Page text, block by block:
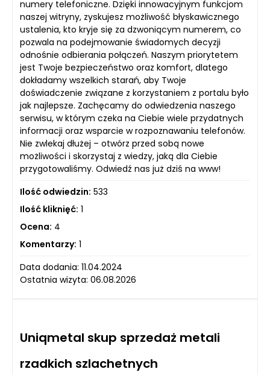
numery telefoniczne. Dzięki innowacyjnym funkcjom
naszej witryny, zyskujesz możliwość błyskawicznego
ustalenia, kto kryje się za dzwoniącym numerem, co
pozwala na podejmowanie świadomych decyzji
odnośnie odbierania połączeń. Naszym priorytetem
jest Twoje bezpieczeństwo oraz komfort, dlatego
dokładamy wszelkich starań, aby Twoje
doświadczenie związane z korzystaniem z portalu było
jak najlepsze. Zachęcamy do odwiedzenia naszego
serwisu, w którym czeka na Ciebie wiele przydatnych
informacji oraz wsparcie w rozpoznawaniu telefonów.
Nie zwlekaj dłużej – otwórz przed sobą nowe
możliwości i skorzystaj z wiedzy, jaką dla Ciebie
przygotowaliśmy. Odwiedź nas już dziś na www!
Ilość odwiedzin: 533
Ilość kliknięć: 1
Ocena: 4
Komentarzy: 1
Data dodania: 11.04.2024
Ostatnia wizyta: 06.08.2026
Uniqmetal skup sprzedaż metali
rzadkich szlachetnych